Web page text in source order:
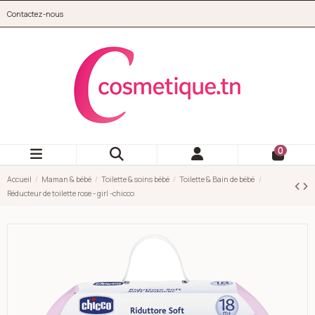
Contactez-nous
0
Accueil Maman & bébé Toilette & soins bébé
Toilette & Bain de bébé
Réducteur de toilette rose - girl -chicco